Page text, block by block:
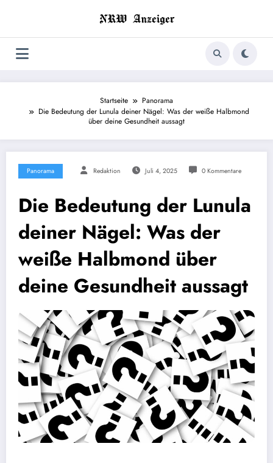
Startseite
Panorama
Die Bedeutung der Lunula deiner Nägel: Was der weiße Halbmond
über deine Gesundheit aussagt
Panorama Redaktion Juli 4, 2025 0 Kommentare
Die Bedeutung der Lunula
deiner Nägel: Was der
weiße Halbmond über
deine Gesundheit aussagt